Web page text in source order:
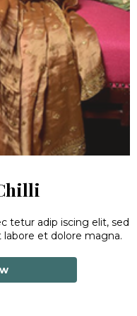
tetur adip iscing elit, sed
et dolore magna.